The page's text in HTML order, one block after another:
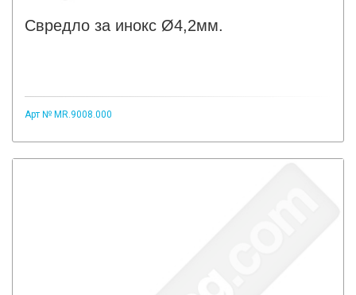
Свредло за инокс Ø4,2мм.
Арт № MR.9008.000